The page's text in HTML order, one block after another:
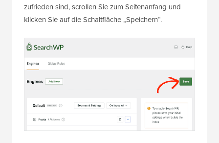
zufrieden sind, scrollen Sie zum Seitenanfang und
klicken Sie auf die Schaltfläche „Speichern“.